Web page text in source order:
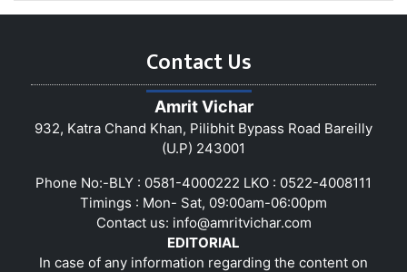
Contact Us
Amrit Vichar
932, Katra Chand Khan, Pilibhit Bypass Road Bareilly
(U.P) 243001
Phone No:-BLY : 0581-4000222 LKO : 0522-4008111
Timings : Mon- Sat, 09:00am-06:00pm
Contact us: info@amritvichar.com
EDITORIAL
In case of any information regarding the content on